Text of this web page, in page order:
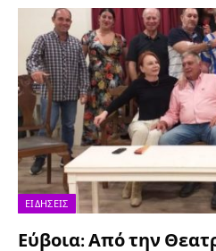
ΕΙΔΉΣΕΙΣ
Εύβοια: Από την